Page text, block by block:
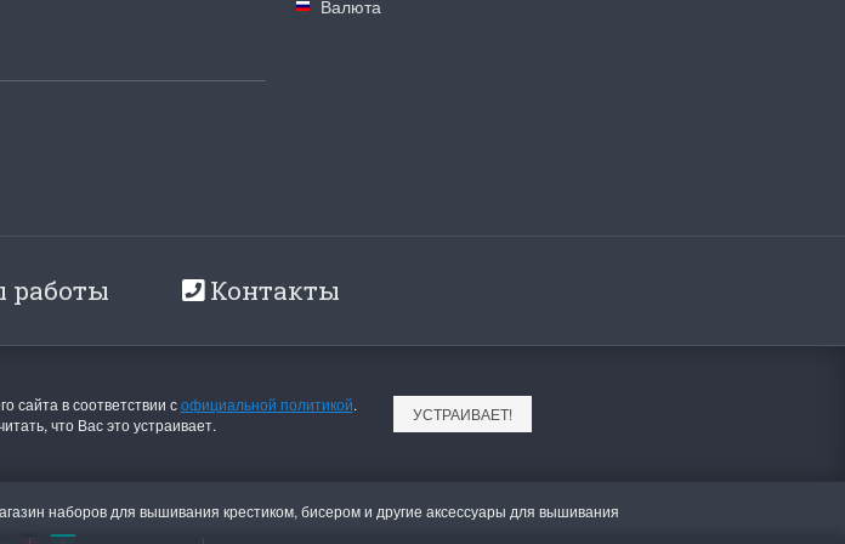
Валюта
работы Контакты
в соответствии софициальной политикой.
что Вас это устраивает.
УСТРАИВАЕТ!
наборов для вышивания крестиком, бисером и другие аксессуары для вышивания